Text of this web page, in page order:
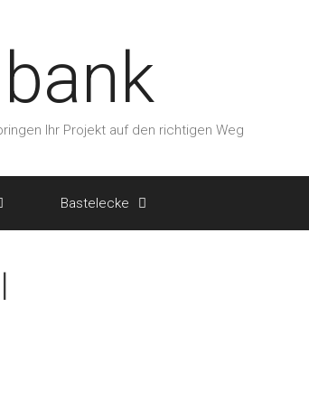
Ihr Projekt auf den richtigen Weg
Bastelecke